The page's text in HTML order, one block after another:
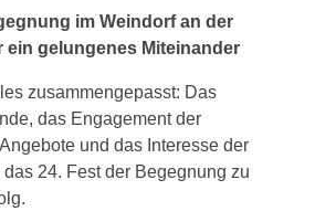
im Weindorf an der
ein gelungenes Miteinander
zusammengepasst: Das
das Engagement der
und das Interesse der
24. Fest der Begegnung zu